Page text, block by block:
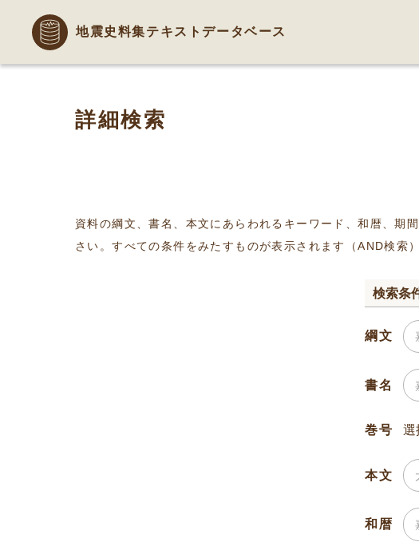
地震史料集テキストデータベース
詳細検索
資料の綱文、書名、本文にあらわれるキーワード、和暦、期
さい。すべての条件をみたすものが表示されます（AND検索）
検索条
綱文
書名
巻号
本文
和暦